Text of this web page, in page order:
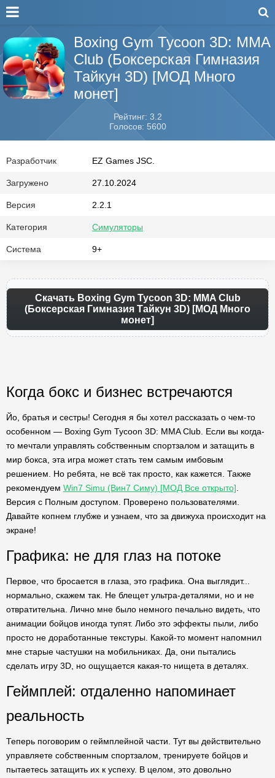
Boxing Gym Tycoon 3D: MMA
Club (Боксерская Гимназия
Тайкун 3D) [МОД Много
монет]
Рейтинг: 3.2
Голосов: 5600
Разработчик EZ Games JSC.
Загружено 27.10.2024
Версия 2.2.1
Категория Симуляторы
Система 9+
Скачать Boxing Gym Tycoon 3D: MMA Club
(Боксерская Гимназия Тайкун 3D) [МОД Много
монет]
Когда бокс и бизнес встречаются
Йо, братья и сестры! Сегодня я бы хотел рассказать о чем-то
особенном — Boxing Gym Tycoon 3D: MMA Club. Если вы когда-
то мечтали управлять собственным спортзалом и затащить в
мир бокса, эта игра может стать тем самым имбовым
решением. Но ребята, не всё так просто, как кажется. Также
рекомендуем Win7 Simu (Вин7 Симу) [МОД Все открыто]
Версия с Полным доступом. Проверено пользователями.
Давайте копнем глубже и узнаем, что за движуха происходит на
экране!
Графика: не для глаз на потоке
Первое, что бросается в глаза, это графика. Она выглядит...
нормально, скажем так. Не блещет ультра-деталями, но и не
отвратительна. Лично мне было немного печально видеть, что
анимации бойцов иногда тупят. Либо это эффекты пыли, либо
просто не доработанные текстуры. Какой-то момент напомнил
мне старые частушки на мобильниках. Да, они пытались
сделать игру 3D, но ощущается какая-то нищета в деталях.
Геймплей: отдаленно напоминает
реальность
Теперь поговорим о геймплейной части. Тут вы действительно
управляете собственным спортзалом, тренируете бойцов и
пытаетесь затащить их к успеху. В целом, это довольно